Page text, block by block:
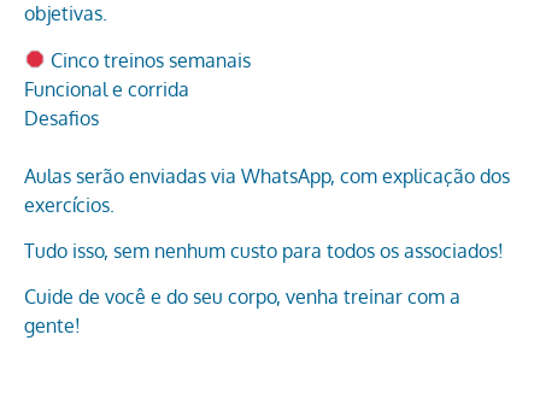
objetivas.
Cinco treinos semanais
Funcional e corrida
Desafios
Aulas serão enviadas via WhatsApp, com explicação dos
exercícios.
Tudo isso, sem nenhum custo para todos os associados!
Cuide de você e do seu corpo, venha treinar com a
gente!